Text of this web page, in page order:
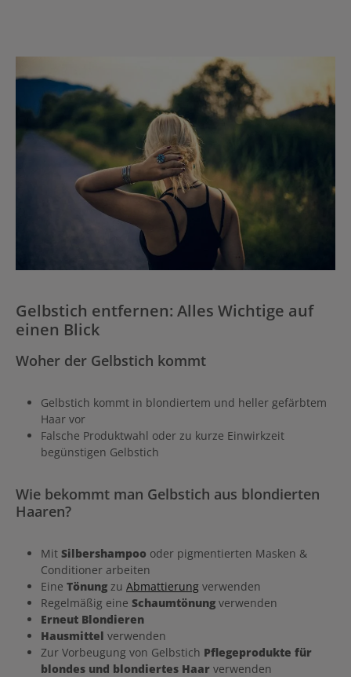
Gelbstich entfernen: Alles Wichtige auf
einen Blick
Woher der Gelbstich kommt
Gelbstich kommt in blondiertem und heller gefärbtem
Haar vor
Falsche Produktwahl oder zu kurze Einwirkzeit
begünstigen Gelbstich
Wie bekommt man Gelbstich aus blondierten
Haaren?
Mit Silbershampoo oder pigmentierten Masken &
Conditioner arbeiten
Eine Tönung zu Abmattierung verwenden
Regelmäßig eine Schaumtönung verwenden
Erneut Blondieren
Hausmittel verwenden
Zur Vorbeugung von Gelbstich Pflegeprodukte für
blondes und blondiertes Haar verwenden